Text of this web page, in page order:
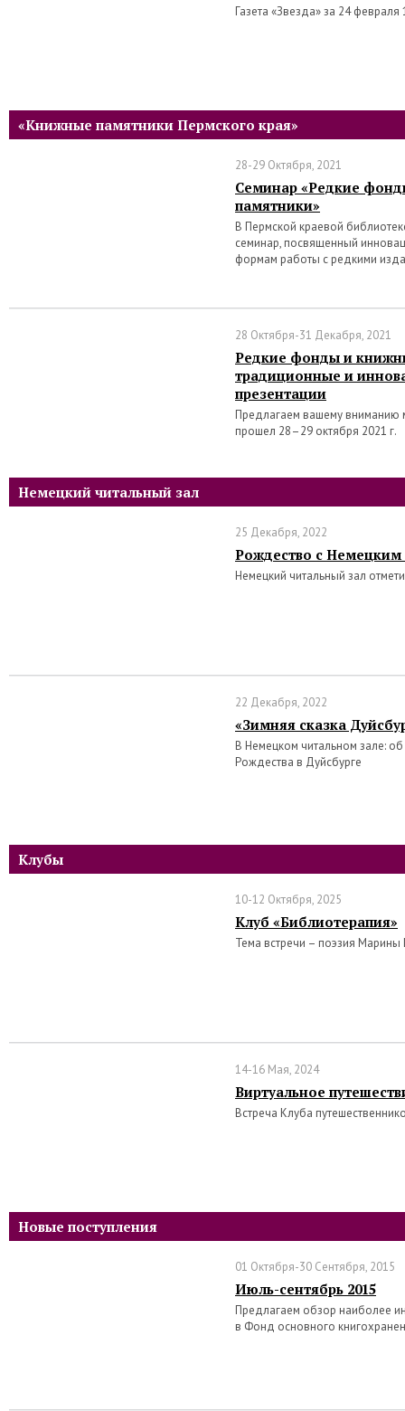
Газета «Звезда» за 24 февраля
«Книжные памятники Пермского края»
28-29 Октября, 2021
Семинар «Редкие
памятники»
В Пермской краевой
семинар, посвященный
формам работы с редкими
28 Октября-31 Декабря, 2021
Редкие фонды и
традиционные и
презентации
Предлагаем вашему вниманию
прошел 28–29 октября 2021 г.
Немецкий читальный зал
25 Декабря, 2022
Рождество с Немецким
Немецкий читальный зал
22 Декабря, 2022
«Зимняя сказка
В Немецком читальном зале:
Рождества в Дуйсбурге
Клубы
10-12 Октября, 2025
Клуб «Библиотерапия»
Тема встречи – поэзия Марины
14-16 Мая, 2024
Виртуальное
Встреча Клуба
Новые поступления
01 Октября-30 Сентября, 2015
Июль-сентябрь 2015
Предлагаем обзор наиболее
в Фонд основного